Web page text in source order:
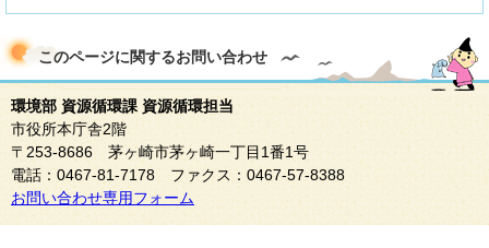
このページに関するお問い合わせ
環境部 資源循環課 資源循環担当
市役所本庁舎2階
〒253-8686 茅ヶ崎市茅ヶ崎一丁目1番1号
電話：0467-81-7178 ファクス：0467-57-8388
お問い合わせ専用フォーム